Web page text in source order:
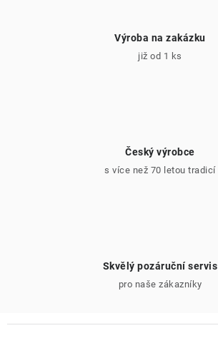
Výroba na zakázku
již od 1 ks
Český výrobce
s více než 70 letou tradicí
Skvělý pozáruční servis
pro naše zákazníky